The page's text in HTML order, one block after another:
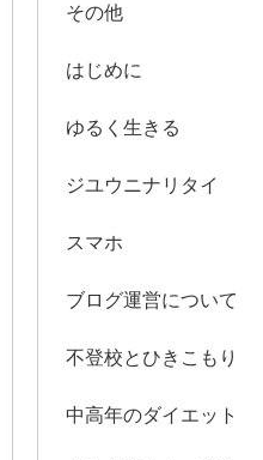
その他
はじめに
ゆるく生きる
ジユウニナリタイ
スマホ
ブログ運営について
不登校とひきこもり
中高年のダイエット